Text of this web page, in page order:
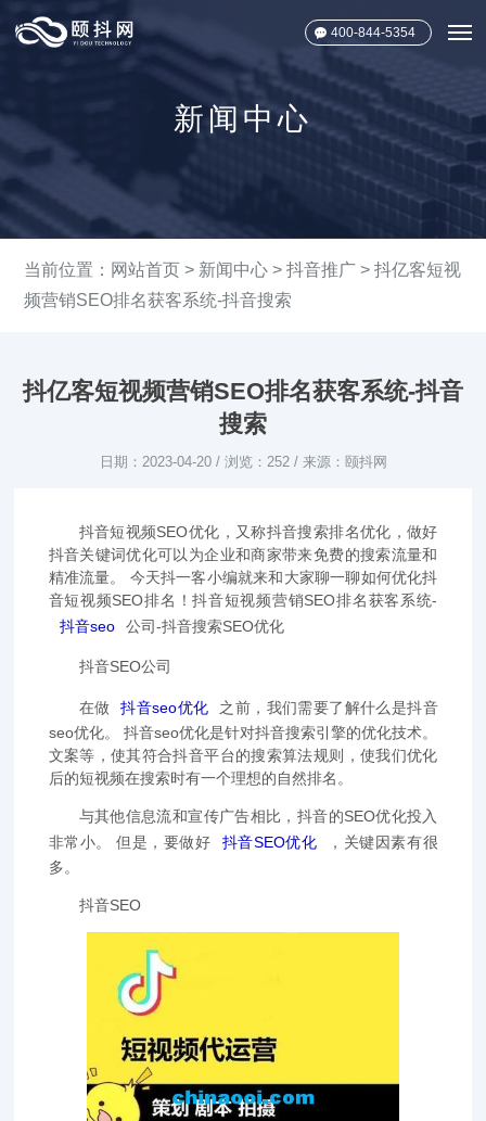
400-844-5354
新闻中心
当前位置： 网站首页 > 新闻中心 >抖音推广 > 抖亿客短视
频营销SEO排名获客系统-抖音搜索
抖亿客短视频营销SEO排名获客系统-抖音
搜索
日期：2023-04-20 / 浏览：252 / 来源：颐抖网
抖音短视频SEO优化，又称抖音搜索排名优化，做好
抖音关键词优化可以为企业和商家带来免费的搜索流量和
精准流量。 今天抖一客小编就来和大家聊一聊如何优化抖
音短视频SEO排名！抖音短视频营销SEO排名获客系统-
抖音seo
公司-抖音搜索SEO优化
抖音SEO公司
在做 抖音seo优化
之前，我们需要了解什么是抖音
seo优化。 抖音seo优化是针对抖音搜索引擎的优化技术。
文案等，使其符合抖音平台的搜索算法规则，使我们优化
后的短视频在搜索时有一个理想的自然排名。
与其他信息流和宣传广告相比，抖音的SEO优化投入
非常小。 但是，要做好
抖音SEO优化
，关键因素有很
多。
抖音SEO